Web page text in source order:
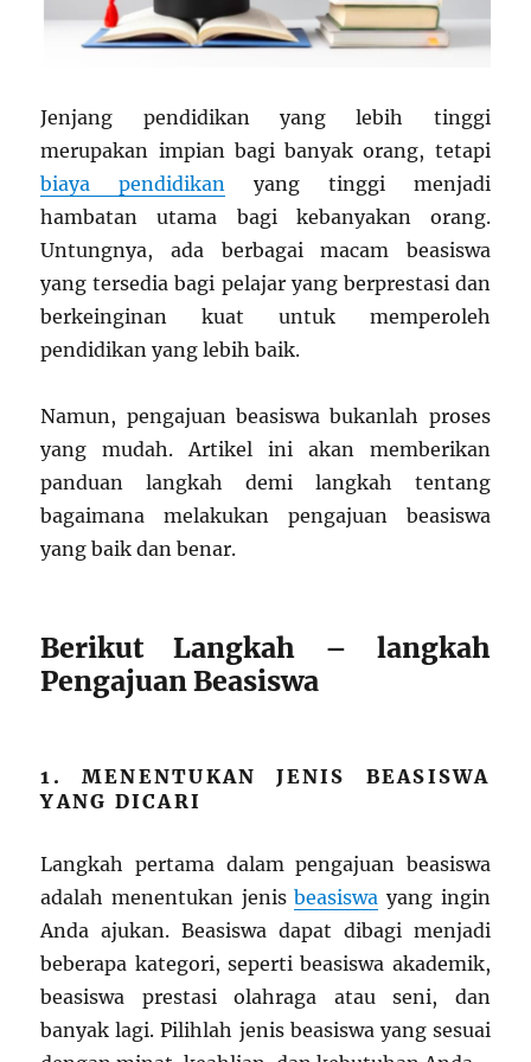
Jenjang pendidikan yang lebih tinggi
merupakan impian bagi banyak orang, tetapi
biaya pendidikan yang tinggi menjadi
hambatan utama bagi kebanyakan orang.
Untungnya, ada berbagai macam beasiswa
yang tersedia bagi pelajar yang berprestasi dan
berkeinginan kuat untuk memperoleh
pendidikan yang lebih baik.
Namun, pengajuan beasiswa bukanlah proses
yang mudah. Artikel ini akan memberikan
panduan langkah demi langkah tentang
bagaimana melakukan pengajuan beasiswa
yang baik dan benar.
Berikut Langkah – langkah
Pengajuan Beasiswa
1. MENENTUKAN JENIS BEASISWA
YANG DICARI
Langkah pertama dalam pengajuan beasiswa
adalah menentukan jenisbeasiswa yang ingin
Anda ajukan. Beasiswa dapat dibagi menjadi
beberapa kategori, seperti beasiswa akademik,
beasiswa prestasi olahraga atau seni, dan
banyak lagi. Pilihlah jenis beasiswa yang sesuai